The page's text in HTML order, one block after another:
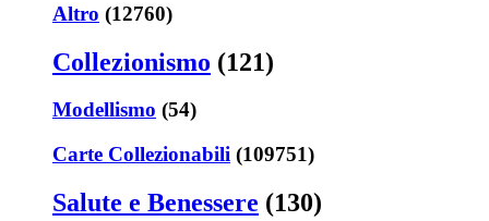
Altro (12760)
Collezionismo (121)
Modellismo (54)
Carte Collezionabili (109751)
Salute e Benessere (130)